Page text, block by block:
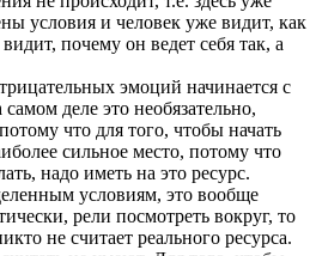
условия и человек уже видит, как
почему он ведет себя так, а
эмоций начинается с
деле это необязательно,
что для того, чтобы начать
сильное место, потому что
надо иметь на это ресурс.
условиям, это вообще
рели посмотреть вокруг, то
не считает реального ресурса.